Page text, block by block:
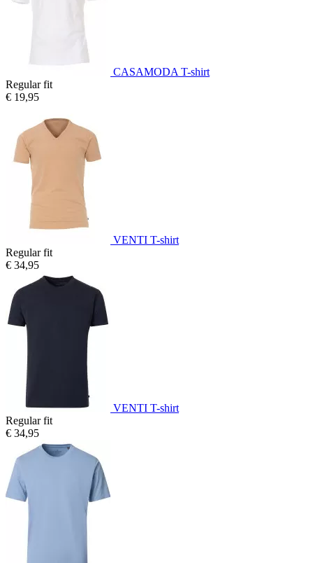
CASAMODA T-shirt
Regular fit
€ 19,95
VENTI T-shirt
Regular fit
€ 34,95
VENTI T-shirt
Regular fit
€ 34,95